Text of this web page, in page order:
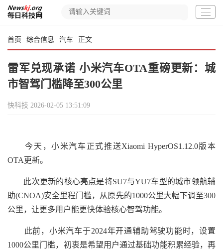
首页 综合信息 汽车 正文
雷军兑现承诺 小米汽车OTA重磅更新：城
市智驾门槛降至300公里
快科技 2026-02-05 13:51:09
今天，小米汽车正式推送Xiaomi HyperOS1.12.0版本
OTA更新。
此次更新的核心亮点是将SU7与YU7车型的城市领航辅
助(CNOA)安全里程门槛，从原先的1000公里大幅下调至300
公里，让更多用户能更快体验核心智驾功能。
此前，小米汽车于2024年开通辅助驾驶功能时，设置
1000公里门槛，初衷是希望用户通过基础功能积累经验，再